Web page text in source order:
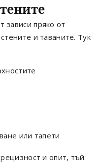
зависи пряко от
и таваните. Тук
или тапети
и опит, тъй